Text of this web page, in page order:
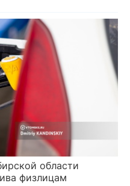
области
физлицам